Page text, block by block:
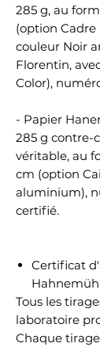
285 g, au
(option Cadre
couleur Noir
Florentin,
Color),
- Papier
285 g contre-
véritable, au
cm (option
aluminium),
certifié.
Certificat
Tous les
laboratoire
Chaque